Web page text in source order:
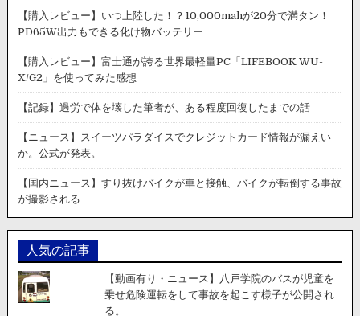
【購入レビュー】いつ上陸した！？10,000mahが20分で満タン！
PD65W出力もできる化け物バッテリー
【購入レビュー】富士通が誇る世界最軽量PC「LIFEBOOK WU-
X/G2」を使ってみた感想
【記録】過労で体を壊した筆者が、ある程度回復したまでの話
【ニュース】スイーツパラダイスでクレジットカード情報が漏えい
か。公式が発表。
【国内ニュース】すり抜けバイクが車と接触、バイクが転倒する事故
が撮影される
人気の記事
【動画有り・ニュース】八戸学院のバスが児童を
乗せ危険運転をして事故を起こす様子が公開され
る。